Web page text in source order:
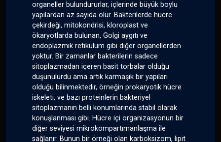
organeller bulundururlar, içlerinde büyük boylu
yapılardan az sayıda olur. Bakterilerde hücre
çekirdeği, mitokondrisi, kloroplast ve
ökaryotlarda bulunan, Golgi aygıtı ve
endoplazmik retikulum gibi diğer organellerden
yoktur. Bir zamanlar bakterilerin sadece
sitoplazmadan içeren basit torbalar olduğu
düşünülürdü ama artık karmaşık bir yapıları
olduğu bilinmektedir, örneğin prokaryotik hücre
iskeleti, ve bazı proteinlerin bakteriyel
sitoplazmanın belli konumlarında stabil olarak
konuşlanması gibi. Hücre içi organizasyonun bir
diğer seviyesi mikrokompartımanlaşma ile
sağlanır. Bunun bir örneği olan karboksizom, lipit